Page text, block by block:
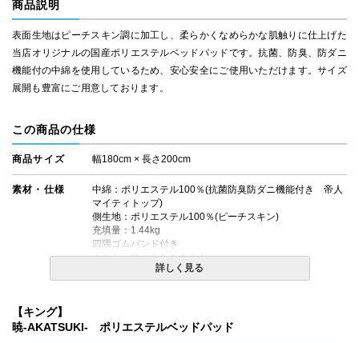
商品説明
表面生地はピーチスキン調に加工し、柔らかくなめらかな肌触りに仕上げた
当店オリジナルの国産ポリエステルベッドパッドです。抗菌、防臭、防ダニ
機能付の中綿を使用しているため、安心安全にご使用いただけます。サイズ
展開も豊富にご用意しております。
この商品の仕様
商品サイズ 幅180cm × 長さ200cm
素材・仕様
中綿：ポリエステル100％(抗菌防臭防ダニ機能付き 帝人
マイティトップ)
側生地：ポリエステル100％(ピーチスキン)
充填量：1.44kg
四隅ゴムバンド付き
キルト：ひょうたんキルト
送料
詳しく見る
【キング】
暁-AKATSUKI- ポリエステルベッドパッド